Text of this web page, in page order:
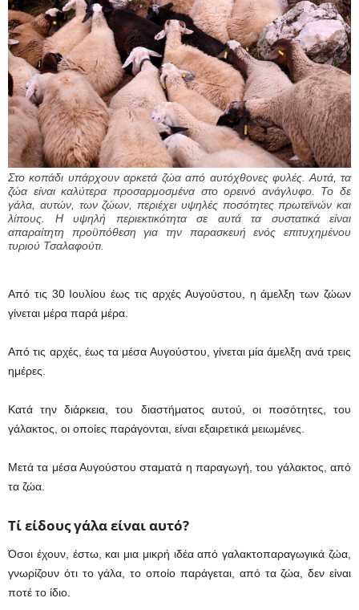
Στο κοπάδι υπάρχουν αρκετά ζώα από αυτόχθονες φυλές. Αυτά, τα
ζώα είναι καλύτερα προσαρμοσμένα στο ορεινό ανάγλυφο. Το δε
γάλα, αυτών, των ζώων, περιέχει υψηλές ποσότητες πρωτεϊνών και
λίπους. Η υψηλή περιεκτικότητα σε αυτά τα συστατικά είναι
απαραίτητη προϋπόθεση για την παρασκευή ενός επιτυχημένου
τυριού Τσαλαφούτι.
Από τις 30 Ιουλίου έως τις αρχές Αυγούστου, η άμελξη των ζώων
γίνεται μέρα παρά μέρα.
Από τις αρχές, έως τα μέσα Αυγούστου, γίνεται μία άμελξη ανά τρεις
ημέρες.
Κατά την διάρκεια, του διαστήματος αυτού, οι ποσότητες, του
γάλακτος, οι οποίες παράγονται, είναι εξαιρετικά μειωμένες.
Μετά τα μέσα Αυγούστου σταματά η παραγωγή, του γάλακτος, από
τα ζώα.
Τί είδους γάλα είναι αυτό?
Όσοι έχουν, έστω, και μια μικρή ιδέα από γαλακτοπαραγωγικά ζώα,
γνωρίζουν ότι το γάλα, το οποίο παράγεται, από τα ζώα, δεν είναι
ποτέ το ίδιο.